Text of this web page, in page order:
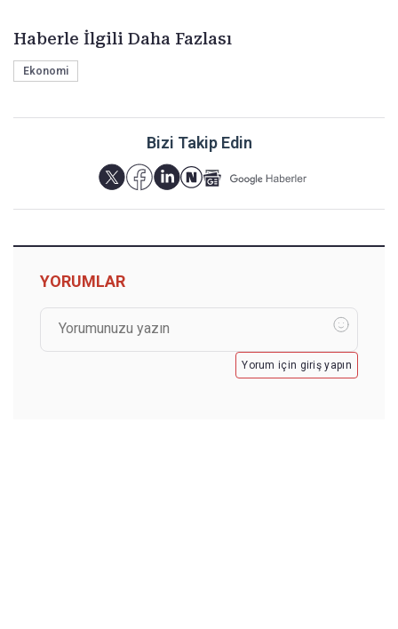
Haberle İlgili Daha Fazlası
Ekonomi
Bizi Takip Edin
YORUMLAR
Yorum için giriş yapın